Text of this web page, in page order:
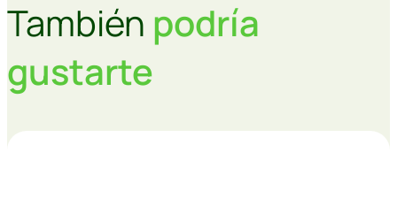
También podría
gustarte